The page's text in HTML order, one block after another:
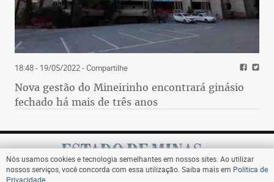
18:48 - 19/05/2022- Compartilhe
Nova gestão do Mineirinho encontrará ginásio
fechado há mais de três anos
Nós usamos cookies e tecnologia semelhantes em nossos sites. Ao utilizar
nossos serviços, você concorda com essa utilização. Saiba mais em Política de
Privacidade